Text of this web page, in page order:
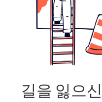
길을 잃으